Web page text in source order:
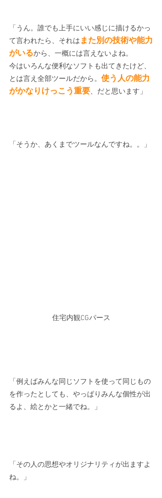
「うん。誰でも上手にいい感じに描けるかっ
て言われたら、それは また別の技術や能力
がいるから、一概には言えないよね。
今はいろんな便利なソフトも出てきたけど、
とは言え全部ツールだから。 使う人の能力
がかなりけっこう重要、だと思います」
「そうか、あくまでツールなんですね。。」
住宅内観CGパース
「例えばみんな同じソフトを使って同じもの
を作ったとしても、やっぱりみんな個性が出
るよ、絵とかと一緒でね。」
「その人の思想やオリジナリティが出ますよ
ね。」